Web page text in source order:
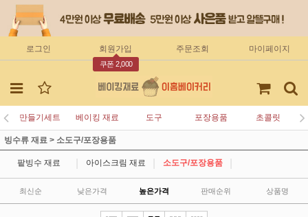
로그인 회원가입
쿠폰 2,000
주문조회 마이페이지
만들기세트 베이킹 재료 도구 포장용품 초콜릿
빙수류 재료 > 소도구/포장용품
팥빙수 재료 아이스크림 재료 소도구/포장용품
최신순 낮은가격 높은가격 판매순위 상품명